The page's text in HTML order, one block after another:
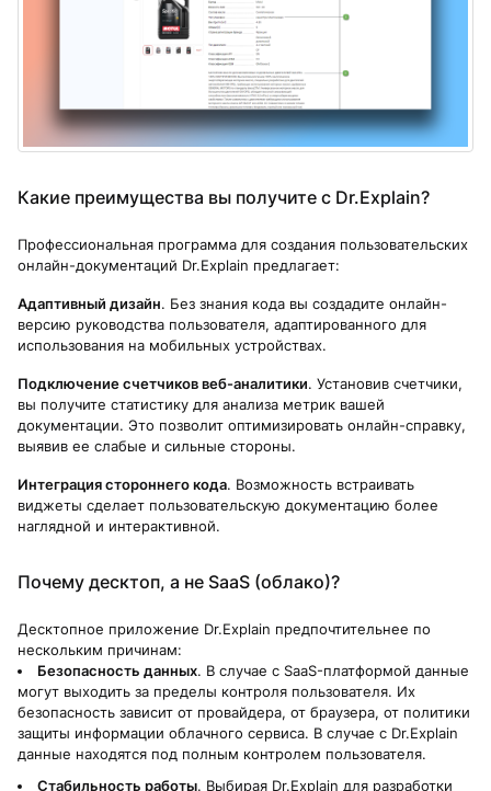
Какие преимущества вы получите с Dr.Explain?
Профессиональная программа для создания пользовательских
онлайн-документаций Dr.Explain предлагает:
Адаптивный дизайн. Без знания кода вы создадите онлайн-
версию руководства пользователя, адаптированного для
использования на мобильных устройствах.
Подключение счетчиков веб-аналитики. Установив счетчики,
вы получите статистику для анализа метрик вашей
документации. Это позволит оптимизировать онлайн-справку,
выявив ее слабые и сильные стороны.
Интеграция стороннего кода. Возможность встраивать
виджеты сделает пользовательскую документацию более
наглядной и интерактивной.
Почему десктоп, а не SaaS (облако)?
Десктопное приложение Dr.Explain предпочтительнее по
нескольким причинам:
Безопасность данных. В случае с SaaS-платформой данные
могут выходить за пределы контроля пользователя. Их
безопасность зависит от провайдера, от браузера, от политики
защиты информации облачного сервиса. В случае с Dr.Explain
данные находятся под полным контролем пользователя.
Стабильность работы. Выбирая Dr.Explain для разработки